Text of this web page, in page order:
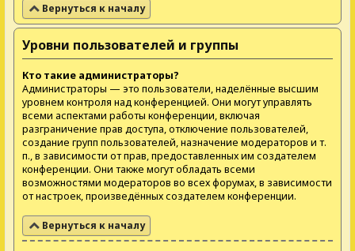
Вернуться к началу
Уровни пользователей и группы
Кто такие администраторы?
Администраторы — это пользователи, наделённые высшим
уровнем контроля над конференцией. Они могут управлять
всеми аспектами работы конференции, включая
разграничение прав доступа, отключение пользователей,
создание групп пользователей, назначение модераторов и т.
п., в зависимости от прав, предоставленных им создателем
конференции. Они также могут обладать всеми
возможностями модераторов во всех форумах, в зависимости
от настроек, произведённых создателем конференции.
Вернуться к началу